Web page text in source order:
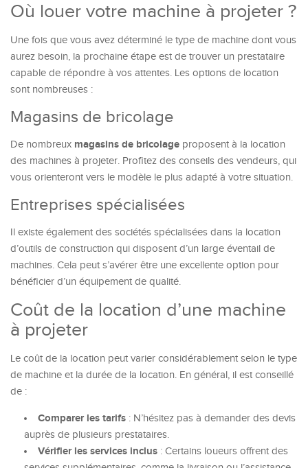
Où louer votre machine à projeter ?
Une fois que vous avez déterminé le type de machine dont vous
aurez besoin, la prochaine étape est de trouver un prestataire
capable de répondre à vos attentes. Les options de location
sont nombreuses :
Magasins de bricolage
De nombreux magasins de bricolage proposent à la location
des machines à projeter. Profitez des conseils des vendeurs, qui
vous orienteront vers le modèle le plus adapté à votre situation.
Entreprises spécialisées
Il existe également des sociétés spécialisées dans la location
d’outils de construction qui disposent d’un large éventail de
machines. Cela peut s’avérer être une excellente option pour
bénéficier d’un équipement de qualité.
Coût de la location d’une machine
à projeter
Le coût de la location peut varier considérablement selon le type
de machine et la durée de la location. En général, il est conseillé
de :
Comparer les tarifs : N’hésitez pas à demander des devis
auprès de plusieurs prestataires.
Vérifier les services inclus : Certains loueurs offrent des